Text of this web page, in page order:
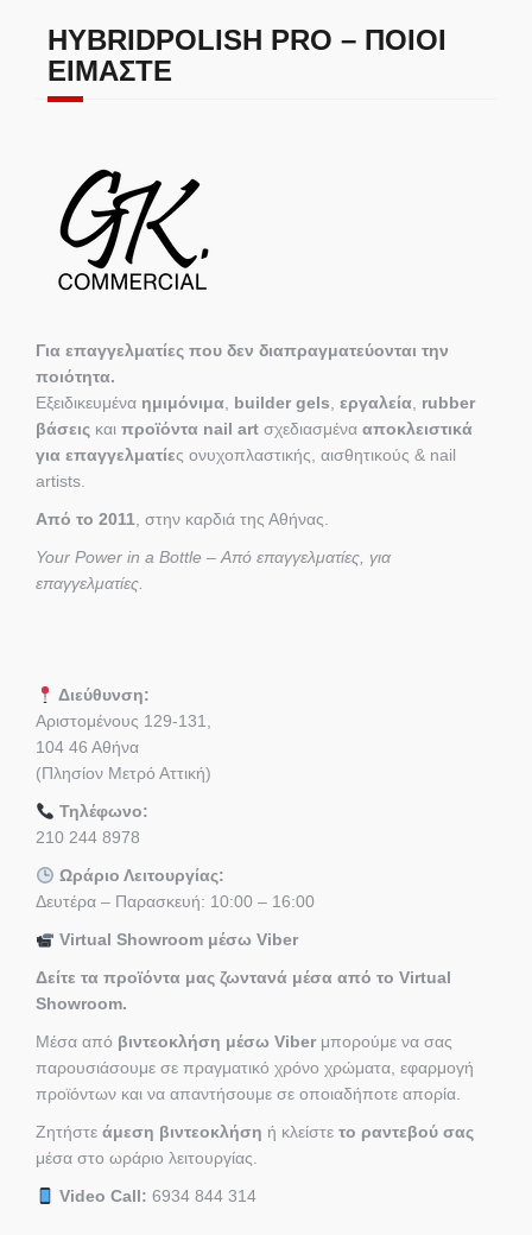
HYBRIDPOLISH PRO – ΠΟΙΟΙ
ΕΊΜΑΣΤΕ
Για επαγγελματίες που δεν διαπραγματεύονται την
ποιότητα.
Εξειδικευμένα ημιμόνιμα, builder gels, εργαλεία, rubber
βάσεις και προϊόντα nail art σχεδιασμένα αποκλειστικά
για επαγγελματίες ονυχοπλαστικής, αισθητικούς & nail
artists.
Από το 2011, στην καρδιά της Αθήνας.
Your Power in a Bottle – Από επαγγελματίες, για
επαγγελματίες.
Διεύθυνση:
Αριστομένους 129-131,
104 46 Αθήνα
(Πλησίον Μετρό Αττική)
Τηλέφωνο:
210 244 8978
Ωράριο Λειτουργίας:
Δευτέρα – Παρασκευή: 10:00 – 16:00
Virtual Showroom μέσω Viber
Δείτε τα προϊόντα μας ζωντανά μέσα από το Virtual
Showroom.
Μέσα από βιντεοκλήση μέσω Viber μπορούμε να σας
παρουσιάσουμε σε πραγματικό χρόνο χρώματα, εφαρμογή
προϊόντων και να απαντήσουμε σε οποιαδήποτε απορία.
Ζητήστε άμεση βιντεοκλήση ή κλείστε το ραντεβού σας
μέσα στο ωράριο λειτουργίας.
Video Call: 6934 844 314